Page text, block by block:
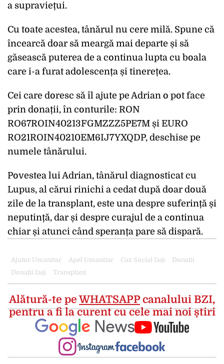
a supraviețui.
Cu toate acestea, tânărul nu cere milă. Spune că
încearcă doar să meargă mai departe și să
găsească puterea de a continua lupta cu boala
care i-a furat adolescența și tinerețea.
Cei care doresc să îl ajute pe Adrian o pot face
prin donații, în conturile: RON
RO67ROIN40213FGMZZZ5PE7M și EURO
RO21ROIN40210EM6IJ7YXQDP, deschise pe
numele tânărului.
Povestea lui Adrian, tânărul diagnosticat cu
Lupus, al cărui rinichi a cedat după doar două
zile de la transplant, este una despre suferință și
neputință, dar și despre curajul de a continua
chiar și atunci când speranța pare să dispară.
Ajutor Umanitar Apel Umanitar Caz Social Iași
Donatii
Donații Iași
Transplant
Alătură-te peWHATSAPPcanalului BZI,
pentru a fi la curent cu cele mai noi știri